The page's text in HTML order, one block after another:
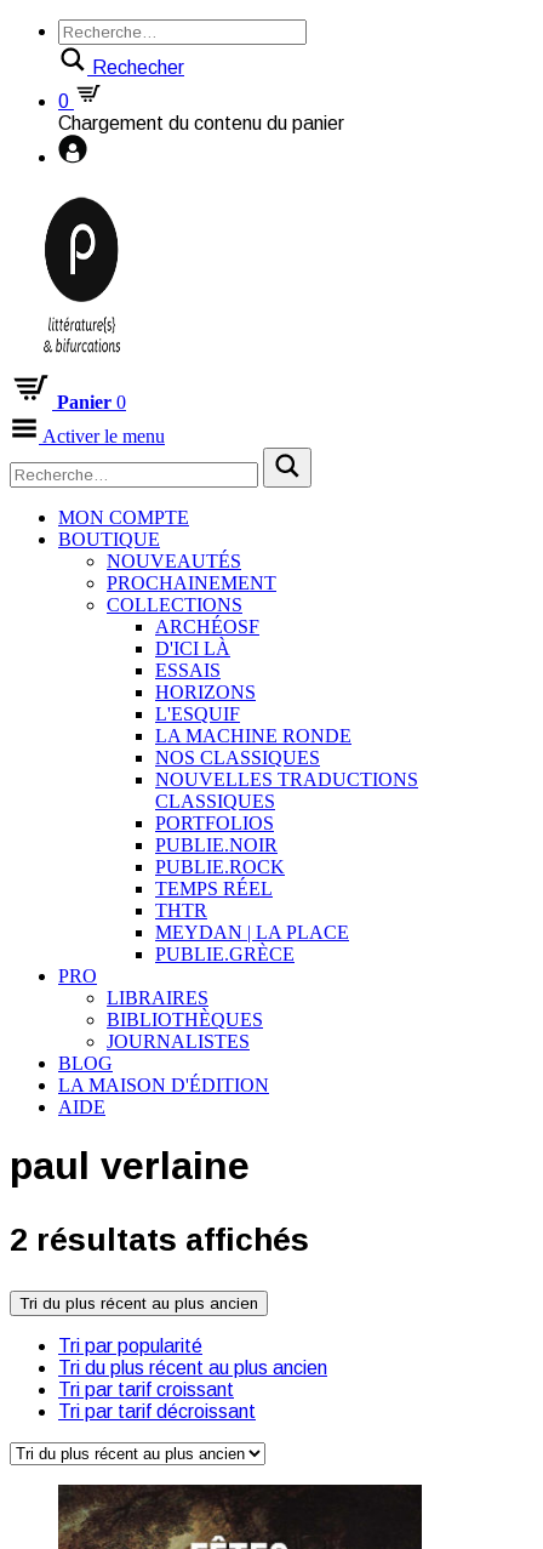
Rechecher
0
Chargement du contenu du panier
Panier 0
Activer le menu
MON COMPTE
BOUTIQUE
NOUVEAUTÉS
PROCHAINEMENT
COLLECTIONS
ARCHÉOSF
D'ICI LÀ
ESSAIS
HORIZONS
L'ESQUIF
LA MACHINE RONDE
NOS CLASSIQUES
NOUVELLES TRADUCTIONS
CLASSIQUES
PORTFOLIOS
PUBLIE.NOIR
PUBLIE.ROCK
TEMPS RÉEL
THTR
MEYDAN | LA PLACE
PUBLIE.GRÈCE
PRO
LIBRAIRES
BIBLIOTHÈQUES
JOURNALISTES
BLOG
LA MAISON D'ÉDITION
AIDE
paul verlaine
2 résultats affichés
Tri du plus récent au plus ancien
Tri par popularité
Tri du plus récent au plus ancien
Tri par tarif croissant
Tri par tarif décroissant